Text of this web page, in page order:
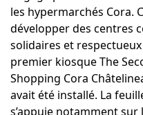
les hypermarchés Cora.
développer des centres
solidaires et
premier kiosque The
Shopping Cora
avait été installé. La
s’appuie notamment